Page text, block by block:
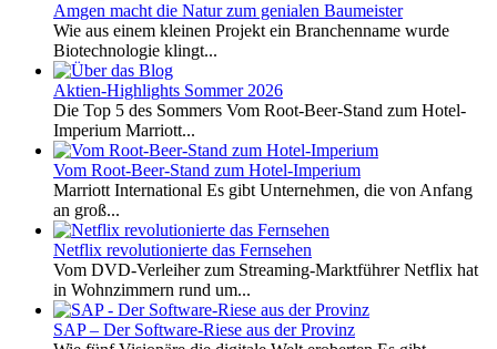
Amgen macht die Natur zum genialen Baumeister
Wie aus einem kleinen Projekt ein Branchenname wurde
Biotechnologie klingt...
Aktien-Highlights Sommer 2026
Die Top 5 des Sommers Vom Root-Beer-Stand zum Hotel-
Imperium Marriott...
Vom Root-Beer-Stand zum Hotel-Imperium
Marriott International Es gibt Unternehmen, die von Anfang
an groß...
Netflix revolutionierte das Fernsehen
Vom DVD-Verleiher zum Streaming-Marktführer Netflix hat
in Wohnzimmern rund um...
SAP – Der Software-Riese aus der Provinz